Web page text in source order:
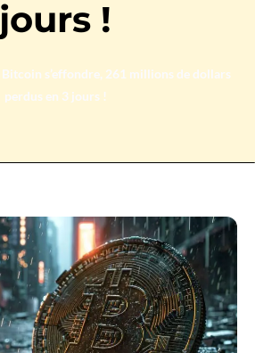
jours !
Bitcoin s’effondre, 261 millions de dollars
perdus en 3 jours !